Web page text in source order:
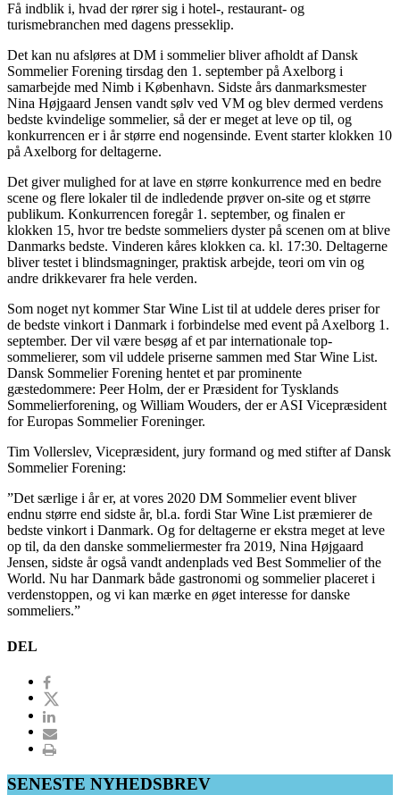
Få indblik i, hvad der rører sig i hotel-, restaurant- og
turismebranchen med dagens presseklip.
Det kan nu afsløres at DM i sommelier bliver afholdt af Dansk
Sommelier Forening tirsdag den 1. september på Axelborg i
samarbejde med Nimb i København. Sidste års danmarksmester
Nina Højgaard Jensen vandt sølv ved VM og blev dermed verdens
bedste kvindelige sommelier, så der er meget at leve op til, og
konkurrencen er i år større end nogensinde. Event starter klokken 10
på Axelborg for deltagerne.
Det giver mulighed for at lave en større konkurrence med en bedre
scene og flere lokaler til de indledende prøver on-site og et større
publikum. Konkurrencen foregår 1. september, og finalen er
klokken 15, hvor tre bedste sommeliers dyster på scenen om at blive
Danmarks bedste. Vinderen kåres klokken ca. kl. 17:30. Deltagerne
bliver testet i blindsmagninger, praktisk arbejde, teori om vin og
andre drikkevarer fra hele verden.
Som noget nyt kommer Star Wine List til at uddele deres priser for
de bedste vinkort i Danmark i forbindelse med event på Axelborg 1.
september. Der vil være besøg af et par internationale top-
sommelierer, som vil uddele priserne sammen med Star Wine List.
Dansk Sommelier Forening hentet et par prominente
gæstedommere: Peer Holm, der er Præsident for Tysklands
Sommelierforening, og William Wouders, der er ASI Vicepræsident
for Europas Sommelier Foreninger.
Tim Vollerslev, Vicepræsident, jury formand og med stifter af Dansk
Sommelier Forening:
”Det særlige i år er, at vores 2020 DM Sommelier event bliver
endnu større end sidste år, bl.a. fordi Star Wine List præmierer de
bedste vinkort i Danmark. Og for deltagerne er ekstra meget at leve
op til, da den danske sommeliermester fra 2019, Nina Højgaard
Jensen, sidste år også vandt andenplads ved Best Sommelier of the
World. Nu har Danmark både gastronomi og sommelier placeret i
verdenstoppen, og vi kan mærke en øget interesse for danske
sommeliers.”
DEL
SENESTE NYHEDSBREV